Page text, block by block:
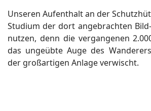
Unseren Aufenthalt an der
Studium der dort angebrachten
nutzen, denn die vergangenen
das ungeübte Auge des
der großartigen Anlage verwischt.